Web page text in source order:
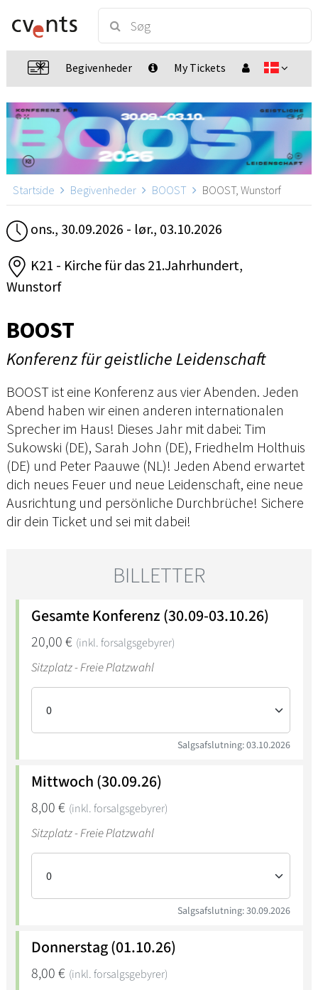
Begivenheder My Tickets
Startside Begivenheder BOOST BOOST, Wunstorf
ons., 30.09.2026 - lør., 03.10.2026
K21 - Kirche für das 21.Jahrhundert,
Wunstorf
BOOST
Konferenz für geistliche Leidenschaft
BOOST ist eine Konferenz aus vier Abenden. Jeden
Abend haben wir einen anderen internationalen
Sprecher im Haus! Dieses Jahr mit dabei: Tim
Sukowski (DE), Sarah John (DE), Friedhelm Holthuis
(DE) und Peter Paauwe (NL)! Jeden Abend erwartet
dich neues Feuer und neue Leidenschaft, eine neue
Ausrichtung und persönliche Durchbrüche! Sichere
dir dein Ticket und sei mit dabei!